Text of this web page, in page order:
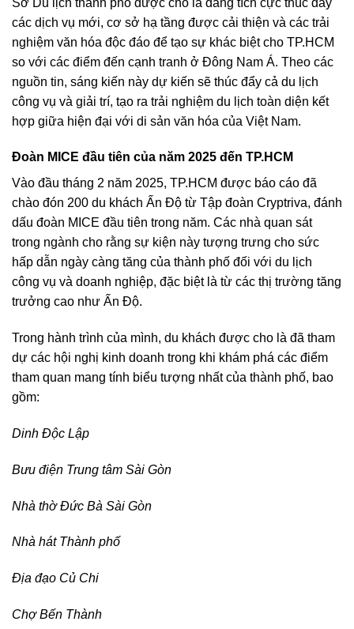
các dịch vụ mới, cơ sở hạ tầng được cải thiện và các trải
nghiệm văn hóa độc đáo để tạo sự khác biệt cho TP.HCM
so với các điểm đến cạnh tranh ở Đông Nam Á. Theo các
nguồn tin, sáng kiến ​​này dự kiến ​​sẽ thúc đẩy cả du lịch
công vụ và giải trí, tạo ra trải nghiệm du lịch toàn diện kết
hợp giữa hiện đại với di sản văn hóa của Việt Nam.
Đoàn MICE đầu tiên của năm 2025 đến TP.HCM
Vào đầu tháng 2 năm 2025, TP.HCM được báo cáo đã
chào đón 200 du khách Ấn Độ từ Tập đoàn Cryptriva, đánh
dấu đoàn MICE đầu tiên trong năm. Các nhà quan sát
trong ngành cho rằng sự kiện này tượng trưng cho sức
hấp dẫn ngày càng tăng của thành phố đối với du lịch
công vụ và doanh nghiệp, đặc biệt là từ các thị trường tăng
trưởng cao như Ấn Độ.
Trong hành trình của mình, du khách được cho là đã tham
dự các hội nghị kinh doanh trong khi khám phá các điểm
tham quan mang tính biểu tượng nhất của thành phố, bao
gồm:
Dinh Độc Lập
Bưu điện Trung tâm Sài Gòn
Nhà thờ Đức Bà Sài Gòn
Nhà hát Thành phố
Địa đạo Củ Chi
Chợ Bến Thành